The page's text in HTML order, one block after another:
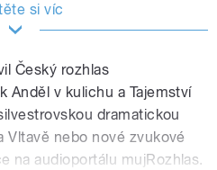
si víc
Český rozhlas
Anděl v kulichu a Tajemství
dramatickou
Vltavě nebo nové zvukové
na audioportálu mujRozhlas.